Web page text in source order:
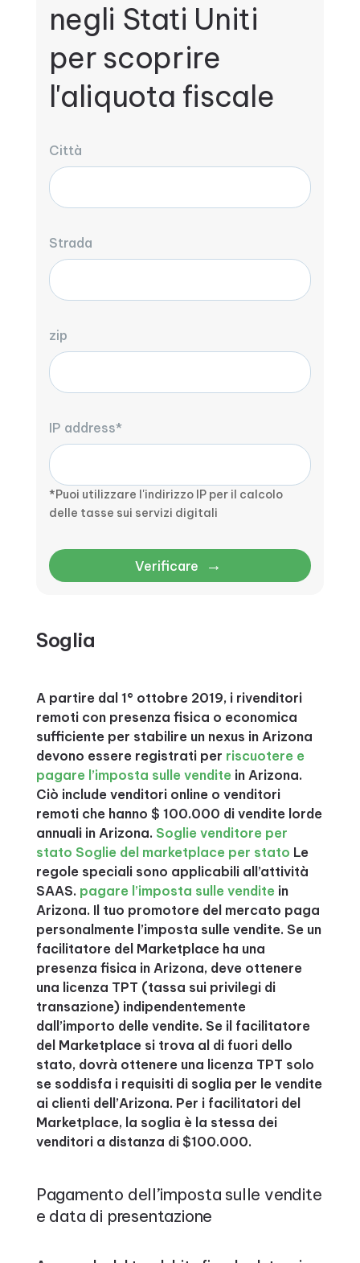
negli Stati Uniti
per scoprire
l'aliquota fiscale
Città
Strada
zip
IP address*
*Puoi utilizzare l'indirizzo IP per il calcolo
delle tasse sui servizi digitali
Verificare →
Soglia
A partire dal 1° ottobre 2019, i rivenditori
remoti con presenza fisica o economica
sufficiente per stabilire un nexus in Arizona
devono essere registrati per riscuotere e
pagare l’imposta sulle vendite in Arizona.
Ciò include venditori online o venditori
remoti che hanno $ 100.000 di vendite lorde
annuali in Arizona. Soglie venditore per
stato Soglie del marketplace per stato Le
regole speciali sono applicabili all’attività
SAAS. pagare l’imposta sulle vendite in
Arizona. Il tuo promotore del mercato paga
personalmente l’imposta sulle vendite. Se un
facilitatore del Marketplace ha una
presenza fisica in Arizona, deve ottenere
una licenza TPT (tassa sui privilegi di
transazione) indipendentemente
dall’importo delle vendite. Se il facilitatore
del Marketplace si trova al di fuori dello
stato, dovrà ottenere una licenza TPT solo
se soddisfa i requisiti di soglia per le vendite
ai clienti dell’Arizona. Per i facilitatori del
Marketplace, la soglia è la stessa dei
venditori a distanza di $100.000.
Pagamento dell’imposta sulle vendite
e data di presentazione